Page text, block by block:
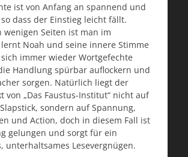
ist von Anfang an spannend und
dass der Einstieg leicht fällt.
wenigen Seiten ist man im
lernt Noah und seine innere Stimme
immer wieder Wortgefechte
Handlung spürbar auflockern und
sorgen. Natürlich liegt der
von „Das Faustus-Institut“ nicht auf
sondern auf Spannung,
und Action, doch in diesem Fall ist
gelungen und sorgt für ein
unterhaltsames Lesevergnügen.